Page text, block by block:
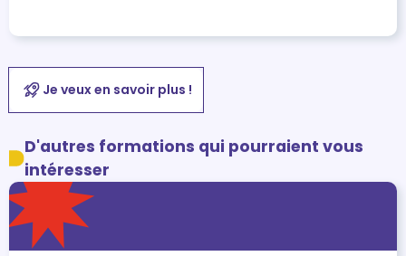
Je veux en savoir plus !
D'autres formations qui pourraient vous
intéresser